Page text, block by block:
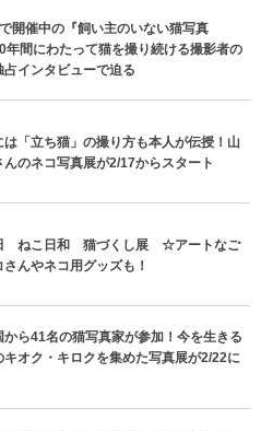
開催中の『飼い主のいない猫写真
年間にわたって猫を撮り続ける撮影者の
占インタビューで迫る
は「立ち猫」の撮り方も本人が伝授！山
んのネコ写真展が2/17からスタート
ねこ日和 猫づくし展 ☆アートなご
さんやネコ用グッズも！
から41名の猫写真家が参加！今を生きる
キオク・キロクを集めた写真展が2/22に